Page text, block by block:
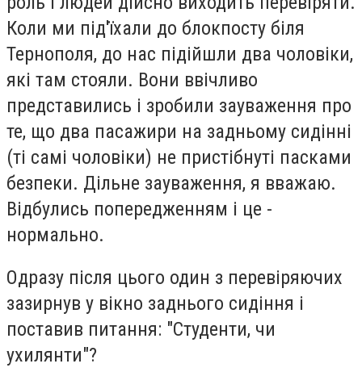
Коли ми під'їхали до блокпосту біля
Тернополя, до нас підійшли два чоловіки,
які там стояли. Вони ввічливо
представились і зробили зауваження про
те, що два пасажири на задньому сидінні
(ті самі чоловіки) не пристібнуті пасками
безпеки. Дільне зауваження, я вважаю.
Відбулись попередженням і це -
нормально.
Одразу після цього один з перевіряючих
зазирнув у вікно заднього сидіння і
поставив питання: "Студенти, чи
ухилянти"?